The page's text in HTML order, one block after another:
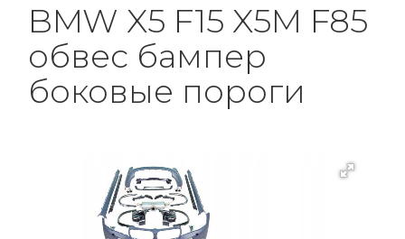
BMW X5 F15 X5M F85
обвес бампер
боковые пороги